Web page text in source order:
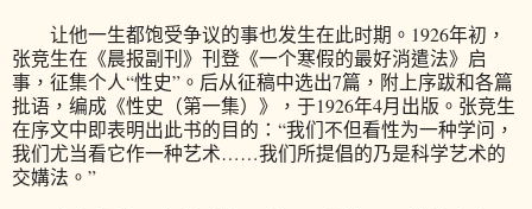
让他一生都饱受争议的事也发生在此时期。1926年初，
张竞生在《晨报副刊》刊登《一个寒假的最好消遣法》启
事，征集个人“性史”。后从征稿中选出7篇，附上序跋和各篇
批语，编成《性史（第一集）》，于1926年4月出版。张竞生
在序文中即表明出此书的目的：“我们不但看性为一种学问，
我们尤当看它作一种艺术……我们所提倡的乃是科学艺术的
交媾法。”